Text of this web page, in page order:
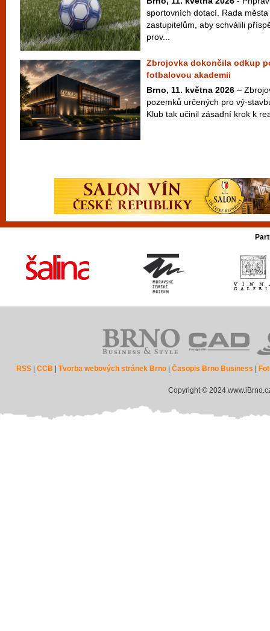
sportovních dotací. Rada
zastupitelům, aby schválili
prov...
Zbrojovka dokončila odkup
fotbalovou akademii
Brno, 11. května 2026 –
pozemků určených pro vý-
Klub tak učinil zásadní krok k
RSS |CCB |Tvorba webových stránek Brno |Časopis Brno Business
Copyright © 2024